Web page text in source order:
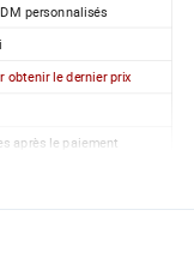
personnalisés
obtenir le dernier prix
après le paiement
avant l'expédition
HACCP, QS, ETC